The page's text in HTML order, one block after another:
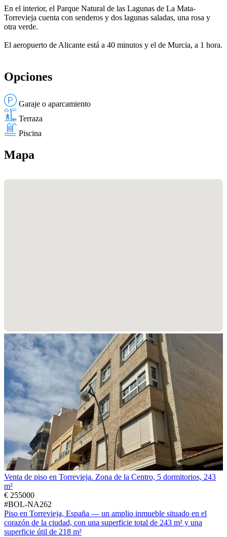
En el interior, el Parque Natural de las Lagunas de La Mata-
Torrevieja cuenta con senderos y dos lagunas saladas, una rosa y
otra verde.
El aeropuerto de Alicante está a 40 minutos y el de Murcia, a 1 hora.
Opciones
Garaje o aparcamiento
Terraza
Piscina
Mapa
Venta de piso en Torrevieja. Zona de la Centro, 5 dormitorios, 243
m²
€ 255000
#BOL-NA262
Piso en Torrevieja, España — un amplio inmueble situado en el
corazón de la ciudad, con una superficie total de 243 m² y una
superficie útil de 218 m²